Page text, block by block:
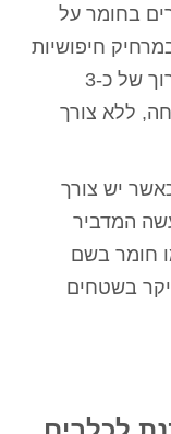
בחומר על
חיפושיות
זבל באופן טבעי ולטווח זמן יחסית ארוך של כ-3
ללא צורך
יש צורך
המדביר
חומר בשם
בשטחים